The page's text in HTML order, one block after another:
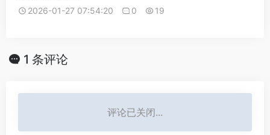
2026-01-27 07:54:20 0 19
1 条评论
评论已关闭...